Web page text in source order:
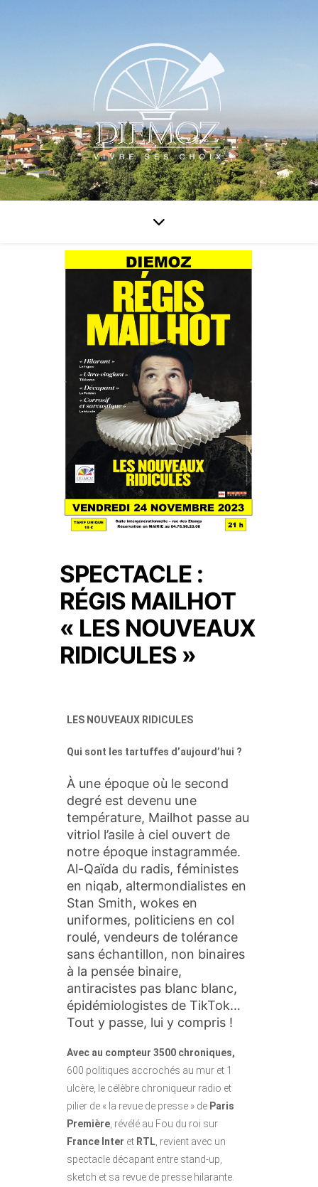
SPECTACLE :
RÉGIS MAILHOT
« LES NOUVEAUX
RIDICULES »
LES NOUVEAUX RIDICULES
Qui sont les tartuffes d’aujourd’hui ?
À une époque où le second
degré est devenu une
température, Mailhot passe au
vitriol l’asile à ciel ouvert de
notre époque instagrammée.
Al-Qaïda du radis, féministes
en niqab, altermondialistes en
Stan Smith, wokes en
uniformes, politiciens en col
roulé, vendeurs de tolérance
sans échantillon, non binaires
à la pensée binaire,
antiracistes pas blanc blanc,
épidémiologistes de TikTok…
Tout y passe, lui y compris !
Avec au compteur 3500 chroniques,
600 politiques accrochés au mur et 1
ulcère, le célèbre chroniqueur radio et
pilier de « la revue de presse » de Paris
Première , révélé au Fou du roi sur
France Inter et RTL , revient avec un
spectacle décapant entre stand-up,
sketch et sa revue de presse hilarante.